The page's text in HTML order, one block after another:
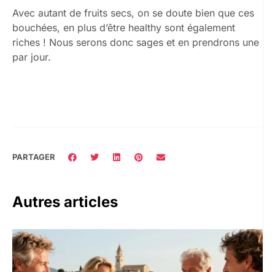
Avec autant de fruits secs, on se doute bien que ces
bouchées, en plus d’être healthy sont également
riches ! Nous serons donc sages et en prendrons une
par jour.
PARTAGER
Autres articles